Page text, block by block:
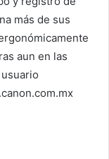
más de sus
aun en las